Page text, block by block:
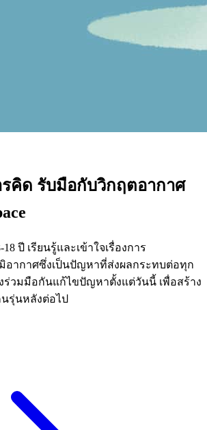
คิด รับมือกับวิกฤตอากาศ
ปี เรียนรู้และเข้าใจเรื่องการ
อากาศซึ่งเป็นปัญหาที่ส่งผลกระทบต่อทุก
ร่วมมือกันแก้ไขปัญหาตั้งแต่วันนี้ เพื่อสร้าง
รุ่นหลังต่อไป